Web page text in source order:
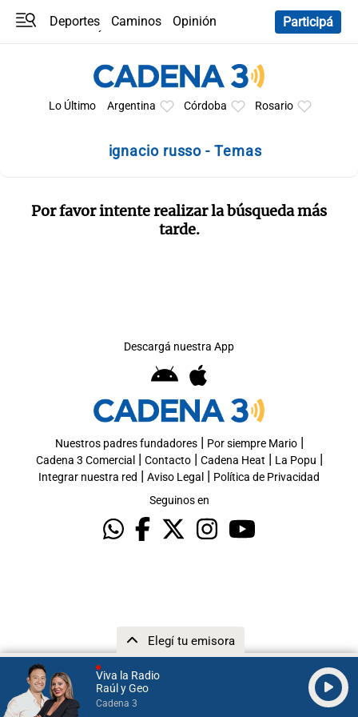
Viva la Radio
Raúl y Geo
Cadena 3
Elegí tu emisora
Deportes Caminos
Opinión
Participá
Lo Último Argentina Córdoba Rosario
ignacio russo - Temas
Por favor intente realizar la búsqueda más
tarde.
Descargá nuestra App
Nuestros padres fundadores| Por siempre Mario|
Cadena 3 Comercial | Contacto| Cadena Heat | La Popu |
Integrar nuestra red | Aviso Legal | Política de Privacidad
Seguinos en